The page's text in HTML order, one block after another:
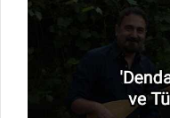
English